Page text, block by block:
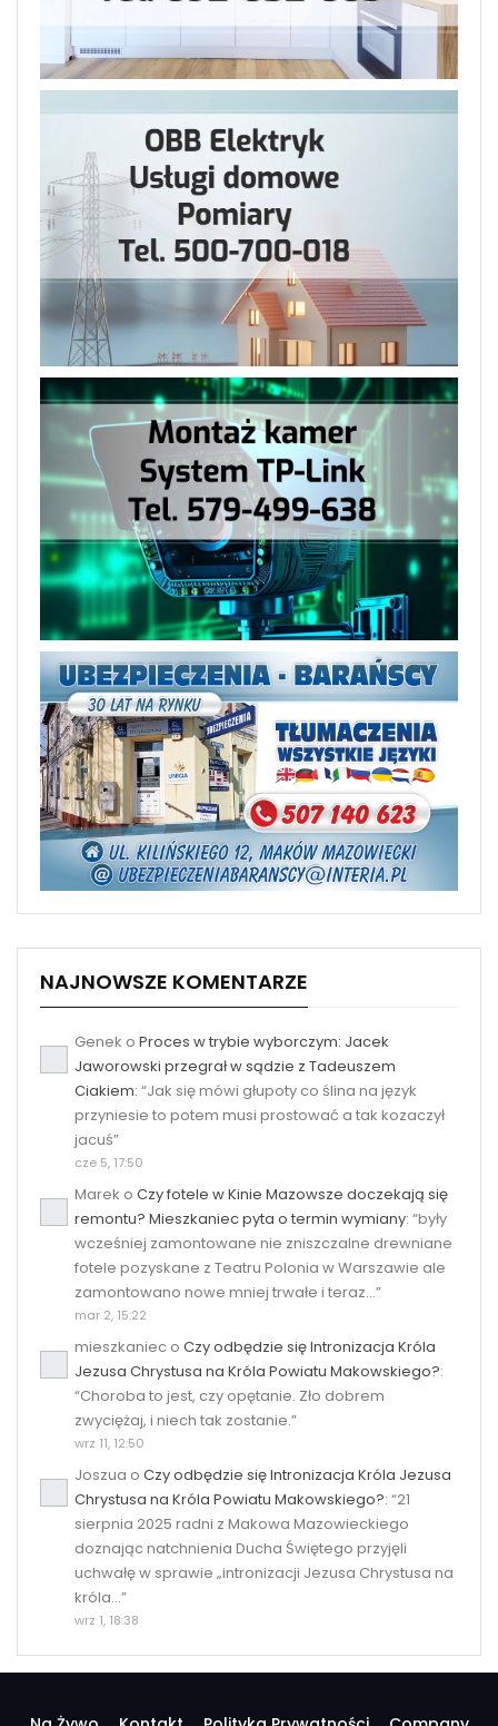
NAJNOWSZE KOMENTARZE
Genek o Proces w trybie wyborczym: Jacek
Jaworowski przegrał w sądzie z Tadeuszem
Ciakiem: “Jak się mówi głupoty co ślina na język
przyniesie to potem musi prostować a tak kozaczył
jacuś”
cze 5, 17:50
Marek o Czy fotele w Kinie Mazowsze doczekają się
remontu? Mieszkaniec pyta o termin wymiany: “były
wcześniej zamontowane nie zniszczalne drewniane
fotele pozyskane z Teatru Polonia w Warszawie ale
zamontowano nowe mniej trwałe i teraz…”
mar 2, 15:22
mieszkaniec o Czy odbędzie się Intronizacja Króla
Jezusa Chrystusa na Króla Powiatu Makowskiego?:
“Choroba to jest, czy opętanie. Zło dobrem
zwyciężaj, i niech tak zostanie.”
wrz 11, 12:50
Joszua o Czy odbędzie się Intronizacja Króla Jezusa
Chrystusa na Króla Powiatu Makowskiego?: “21
sierpnia 2025 radni z Makowa Mazowieckiego
doznając natchnienia Ducha Świętego przyjęli
uchwałę w sprawie „intronizacji Jezusa Chrystusa na
króla…”
wrz 1, 18:38